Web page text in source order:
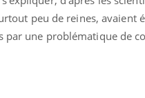
peu de reines, avaient
par une problématique de